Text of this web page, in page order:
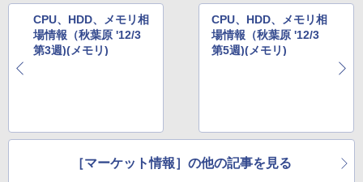
CPU、HDD、メモリ相
場情報（秋葉原 '12/3
第3週)(メモリ)
CPU、HDD、メモリ相
場情報（秋葉原 '12/3
第5週)(メモリ)
［マーケット情報］の他の記事を見る